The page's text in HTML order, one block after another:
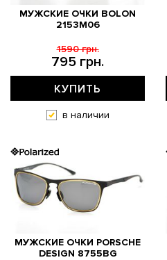
МУЖСКИЕ ОЧКИ BOLON
2153M06
795 грн.
1590 грн.
КУПИТЬ
в наличии
МУЖСКИЕ ОЧКИ PORSCHE
DESIGN 8755BG